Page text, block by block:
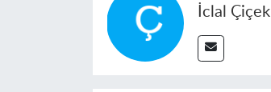
İclal Çiçek